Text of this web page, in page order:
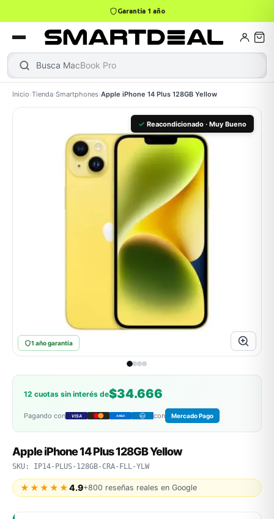
4,9 · +800 reseñas Google
Busca MacB|
Inicio›Tienda›Smartphones›Apple iPhone 14 Plus 128GB Yellow
✓ Reacondicionado · Muy Bueno
1 año garantía
12 cuotas sin interés de$34.666
Pagando con VISA AMEX DC con Mercado Pago
Apple iPhone 14 Plus 128GB Yellow
SKU: IP14-PLUS-128GB-CRA-FLL-YLW
★★★★★4.9+800 reseñas reales en Google